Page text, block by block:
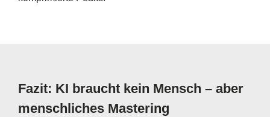
Fazit: KI braucht kein Mensch – aber
menschliches Mastering